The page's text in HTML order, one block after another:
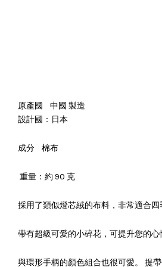
原產國
中國 製造
設計國：日本
成分 棉布
重量：約 90 克
採用了類似燈芯絨的布料，非常適合四
帶有超級可愛的小碎花，可提升您的心
與環形手柄的顏色組合也很可愛。 提